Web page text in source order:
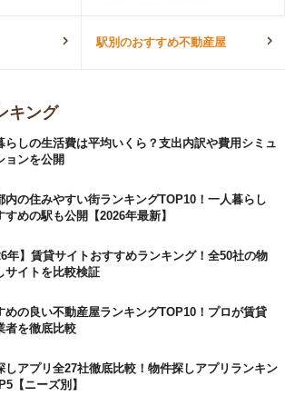
駅別のおすすめ不動産屋
キング
らしの生活費は平均いくら？支出内訳や費用シミュ
ョンを公開
内の住みやすい街ランキングTOP10！一人暮らし
すめの駅も公開【2026年最新】
年】賃貸サイトおすすめランキング！全50社の物
サイトを比較検証
めの良い不動産屋ランキングTOP10！プロが賃貸
者を徹底比較
しアプリ全27社徹底比較！物件探しアプリランキン
【ニーズ別】